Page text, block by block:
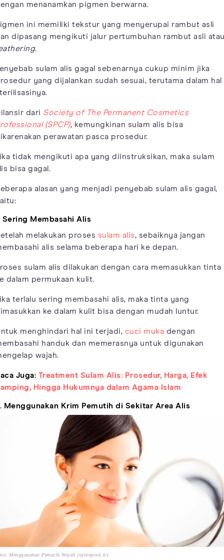
menanamkan pigmen berwarna.
ini memiliki tekstur yang menyerupai rambut asli
dipasang mengikuti jalur pertumbuhan rambut asli
.
sulam alis gagal sebenarnya cukup minim jika
yang dijalankan sudah sesuai, terutama dalam hal
dari Society of The Permanent Cosmetics
(SPCP), kemungkinan sulam alis bisa
perawatan pasca prosedur.
tidak mengikuti apa yang diinstruksikan, maka sulam
bisa gagal.
alasan yang menjadi penyebab sulam alis gagal,
Sering Membasahi Alis
melakukan proses sulam alis, sebaiknya jangan
alis selama beberapa hari ke depan.
sulam alis dilakukan dengan cara memasukkan tinta
dalam permukaan kulit.
terlalu sering membasahi alis, maka tinta yang
ke dalam kulit bisa dengan mudah luntur.
menghindari hal ini terjadi, cuci muka dengan
handuk dan memerasnya untuk digunakan
wajah.
Juga: Treatment Sulam Alis: Prosedur, Harga, Efek
Hingga Hukumnya dalam Agama Islam
Menggunakan Krim Pemutih di Sekitar Area Alis
Menggunakan Pemutih Wajah (nylonpink.tv)